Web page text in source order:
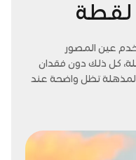
لقطة
عين المصور
كل ذلك دون فقدان
المذهلة تظل واضحة عند